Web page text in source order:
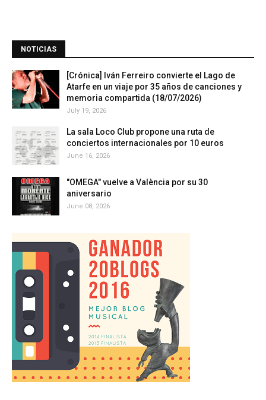
NOTICIAS
[Crónica] Iván Ferreiro convierte el Lago de
Atarfe en un viaje por 35 años de canciones y
memoria compartida (18/07/2026)
July 19, 2026
La sala Loco Club propone una ruta de
conciertos internacionales por 10 euros
June 16, 2026
"OMEGA" vuelve a València por su 30
aniversario
June 08, 2026